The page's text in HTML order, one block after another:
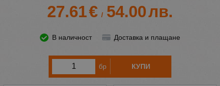
27.61€ / 54.00лв.
В наличност Доставка и плащане
бр КУПИ